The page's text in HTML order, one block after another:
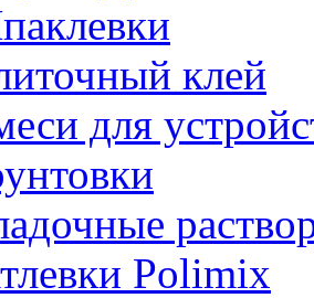
клей
для
Polimix